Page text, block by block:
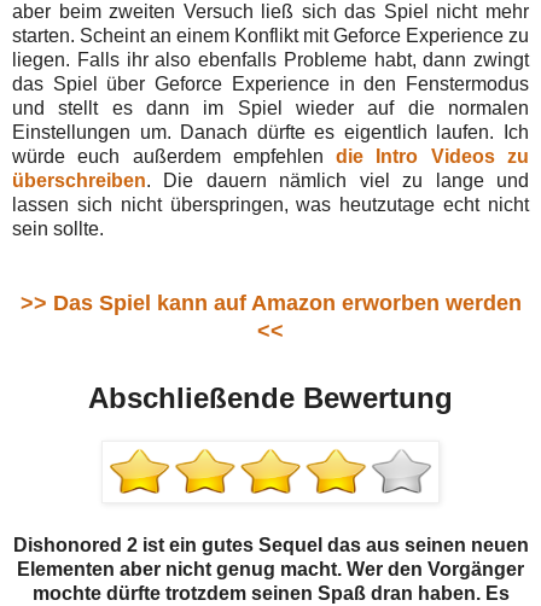
aber beim zweiten Versuch ließ sich das Spiel nicht mehr
starten. Scheint an einem Konflikt mit Geforce Experience zu
liegen. Falls ihr also ebenfalls Probleme habt, dann zwingt
das Spiel über Geforce Experience in den Fenstermodus
und stellt es dann im Spiel wieder auf die normalen
Einstellungen um. Danach dürfte es eigentlich laufen. Ich
würde euch außerdem empfehlendie Intro Videos zu
überschreiben. Die dauern nämlich viel zu lange und
lassen sich nicht überspringen, was heutzutage echt nicht
sein sollte.
>> Das Spiel kann auf Amazon erworben werden
<<
Abschließende Bewertung
Dishonored 2 ist ein gutes Sequel das aus seinen neuen
Elementen aber nicht genug macht. Wer den Vorgänger
mochte dürfte trotzdem seinen Spaß dran haben. Es